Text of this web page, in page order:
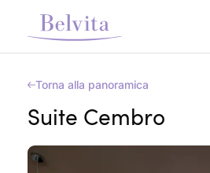
Torna alla panoramica
Suite Cembro